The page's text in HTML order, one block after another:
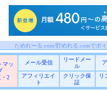
ためれーる.com/貯めれる.comでポ
マッ
・ 2
メール受信
リードメー
ル
アフィリエイ
ト
クリック保
証
リ